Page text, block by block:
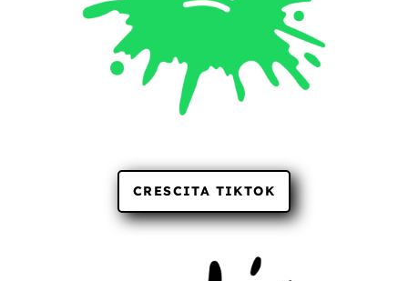
CRESCITA TIKTOK